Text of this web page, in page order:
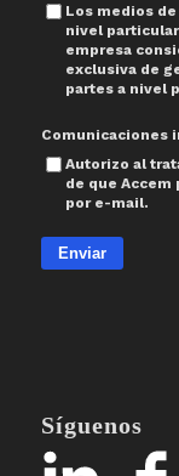
Los medios
nivel
empresa
exclusiva de
partes a nivel
Comunicaciones
Autorizo al
de que
por e-mail.
Enviar
Síguenos